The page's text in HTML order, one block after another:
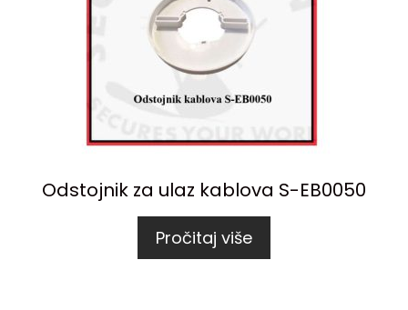
Odstojnik za ulaz kablova S-EB0050
Pročitaj više